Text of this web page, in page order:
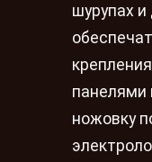
шурупах
панелями
ножовку